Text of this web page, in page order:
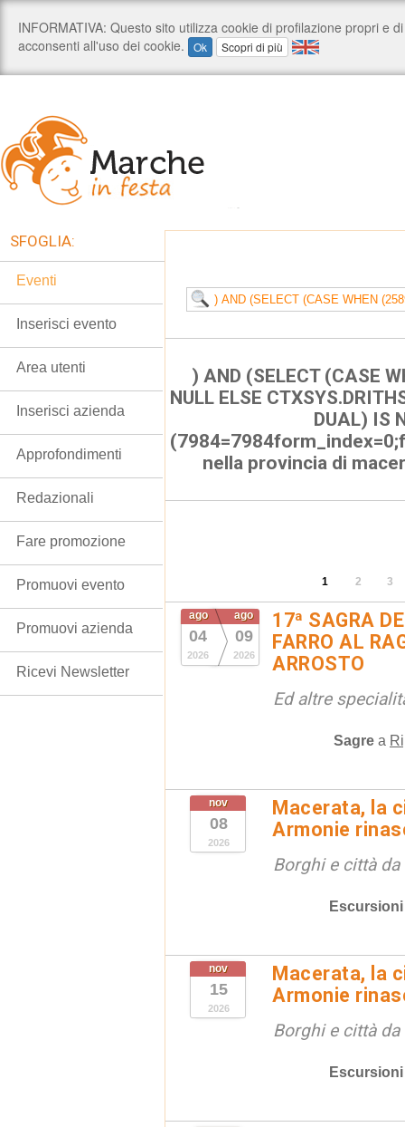
) AND (SELECT (CASE
NULL ELSE
DUAL) IS
nella provincia di
1 2 3
ago
04
2026
ago
09
2026
17ª SAGRA
FARRO AL
ARROSTO
Ed altre
Sagre a
nov
08
2026
Macerata, la
Armonie
Borghi e città
Escursioni
nov
15
2026
Macerata, la
Armonie
Borghi e città
Escursioni
SFOGLIA:
Eventi
Inserisci evento
Area utenti
Inserisci azienda
Approfondimenti
Redazionali
Fare promozione
Promuovi evento
Promuovi azienda
Ricevi Newsletter